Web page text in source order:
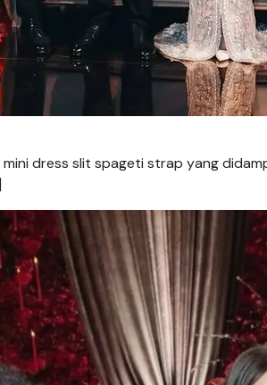
dress slit spageti strap yang